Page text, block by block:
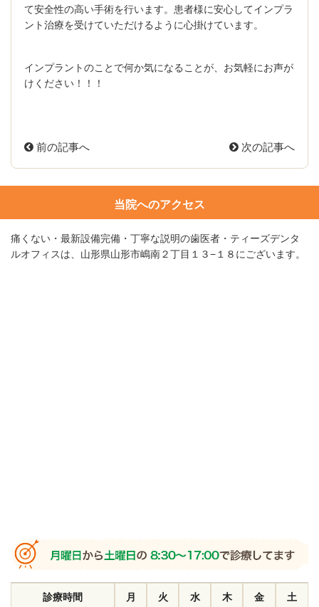
て安全性の高い手術を行います。患者様に安心してインプラ
ント治療を受けていただけるように心掛けています。
インプラントのことで何か気になることが、お気軽にお声が
けください！！！
前の記事へ 次の記事へ
当院へのアクセス
痛くない・最新設備完備・丁寧な説明の歯医者・ティーズデンタ
ルオフィスは、山形県山形市嶋南２丁目１３−１８にございます。
診療時間 月 火 水 木 金 土